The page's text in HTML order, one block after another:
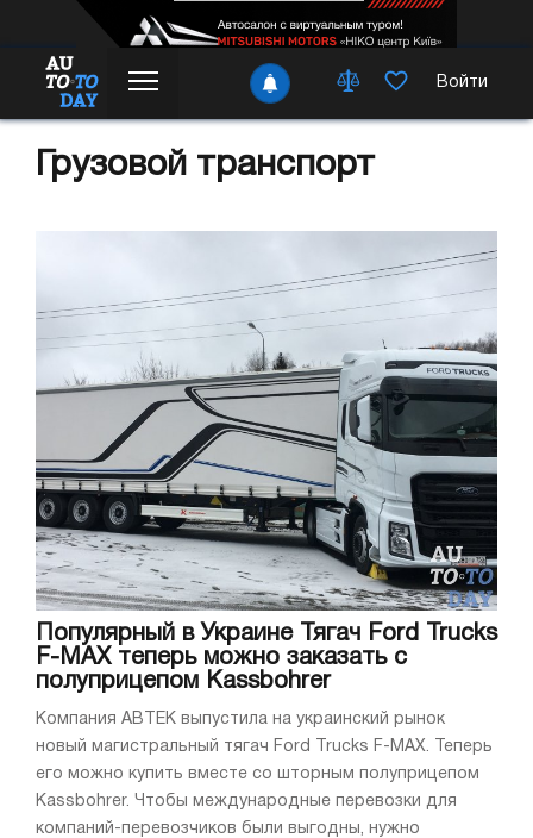
Войти
Грузовой транспорт
Популярный в Украине Тягач Ford Trucks
F-MAX теперь можно заказать с
полуприцепом Kassbohrer
Компания АВТЕК выпустила на украинский рынок
новый магистральный тягач Ford Trucks F-MAX. Теперь
его можно купить вместе со шторным полуприцепом
Kassbohrer. Чтобы международные перевозки для
компаний-перевозчиков были выгодны, нужно